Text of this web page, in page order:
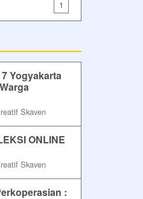
1
Yogyakarta
Skaven
ONLINE
Skaven
: